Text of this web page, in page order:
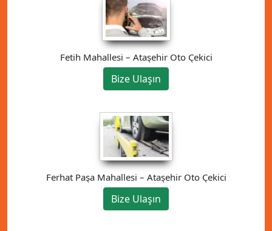
Fetih Mahallesi – Ataşehir Oto Çekici
Bize Ulaşın
Ferhat Paşa Mahallesi – Ataşehir Oto Çekici
Bize Ulaşın